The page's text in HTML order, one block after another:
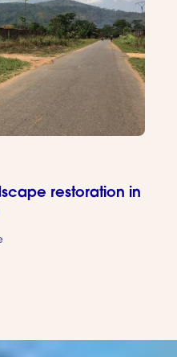
restoration in